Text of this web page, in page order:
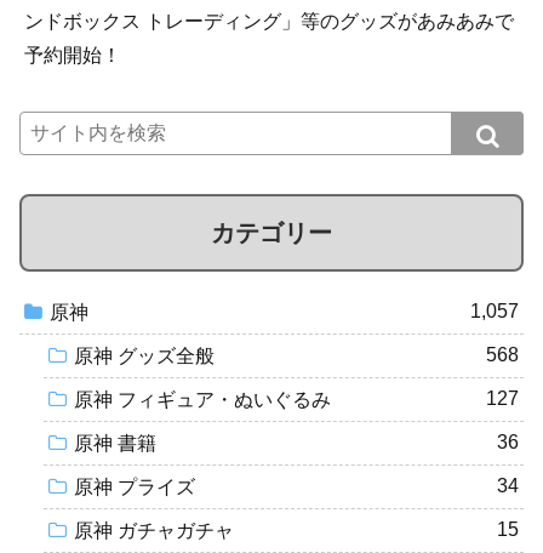
ンドボックス トレーディング」等のグッズがあみあみで
予約開始！
カテゴリー
原神 1,057
原神 グッズ全般 568
原神 フィギュア・ぬいぐるみ 127
原神 書籍 36
原神 プライズ 34
原神 ガチャガチャ 15